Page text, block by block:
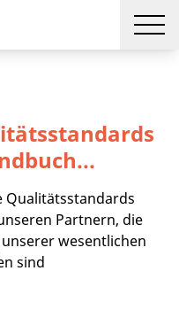
Qualitätsstandards
Partnern, die
wesentlichen
sind